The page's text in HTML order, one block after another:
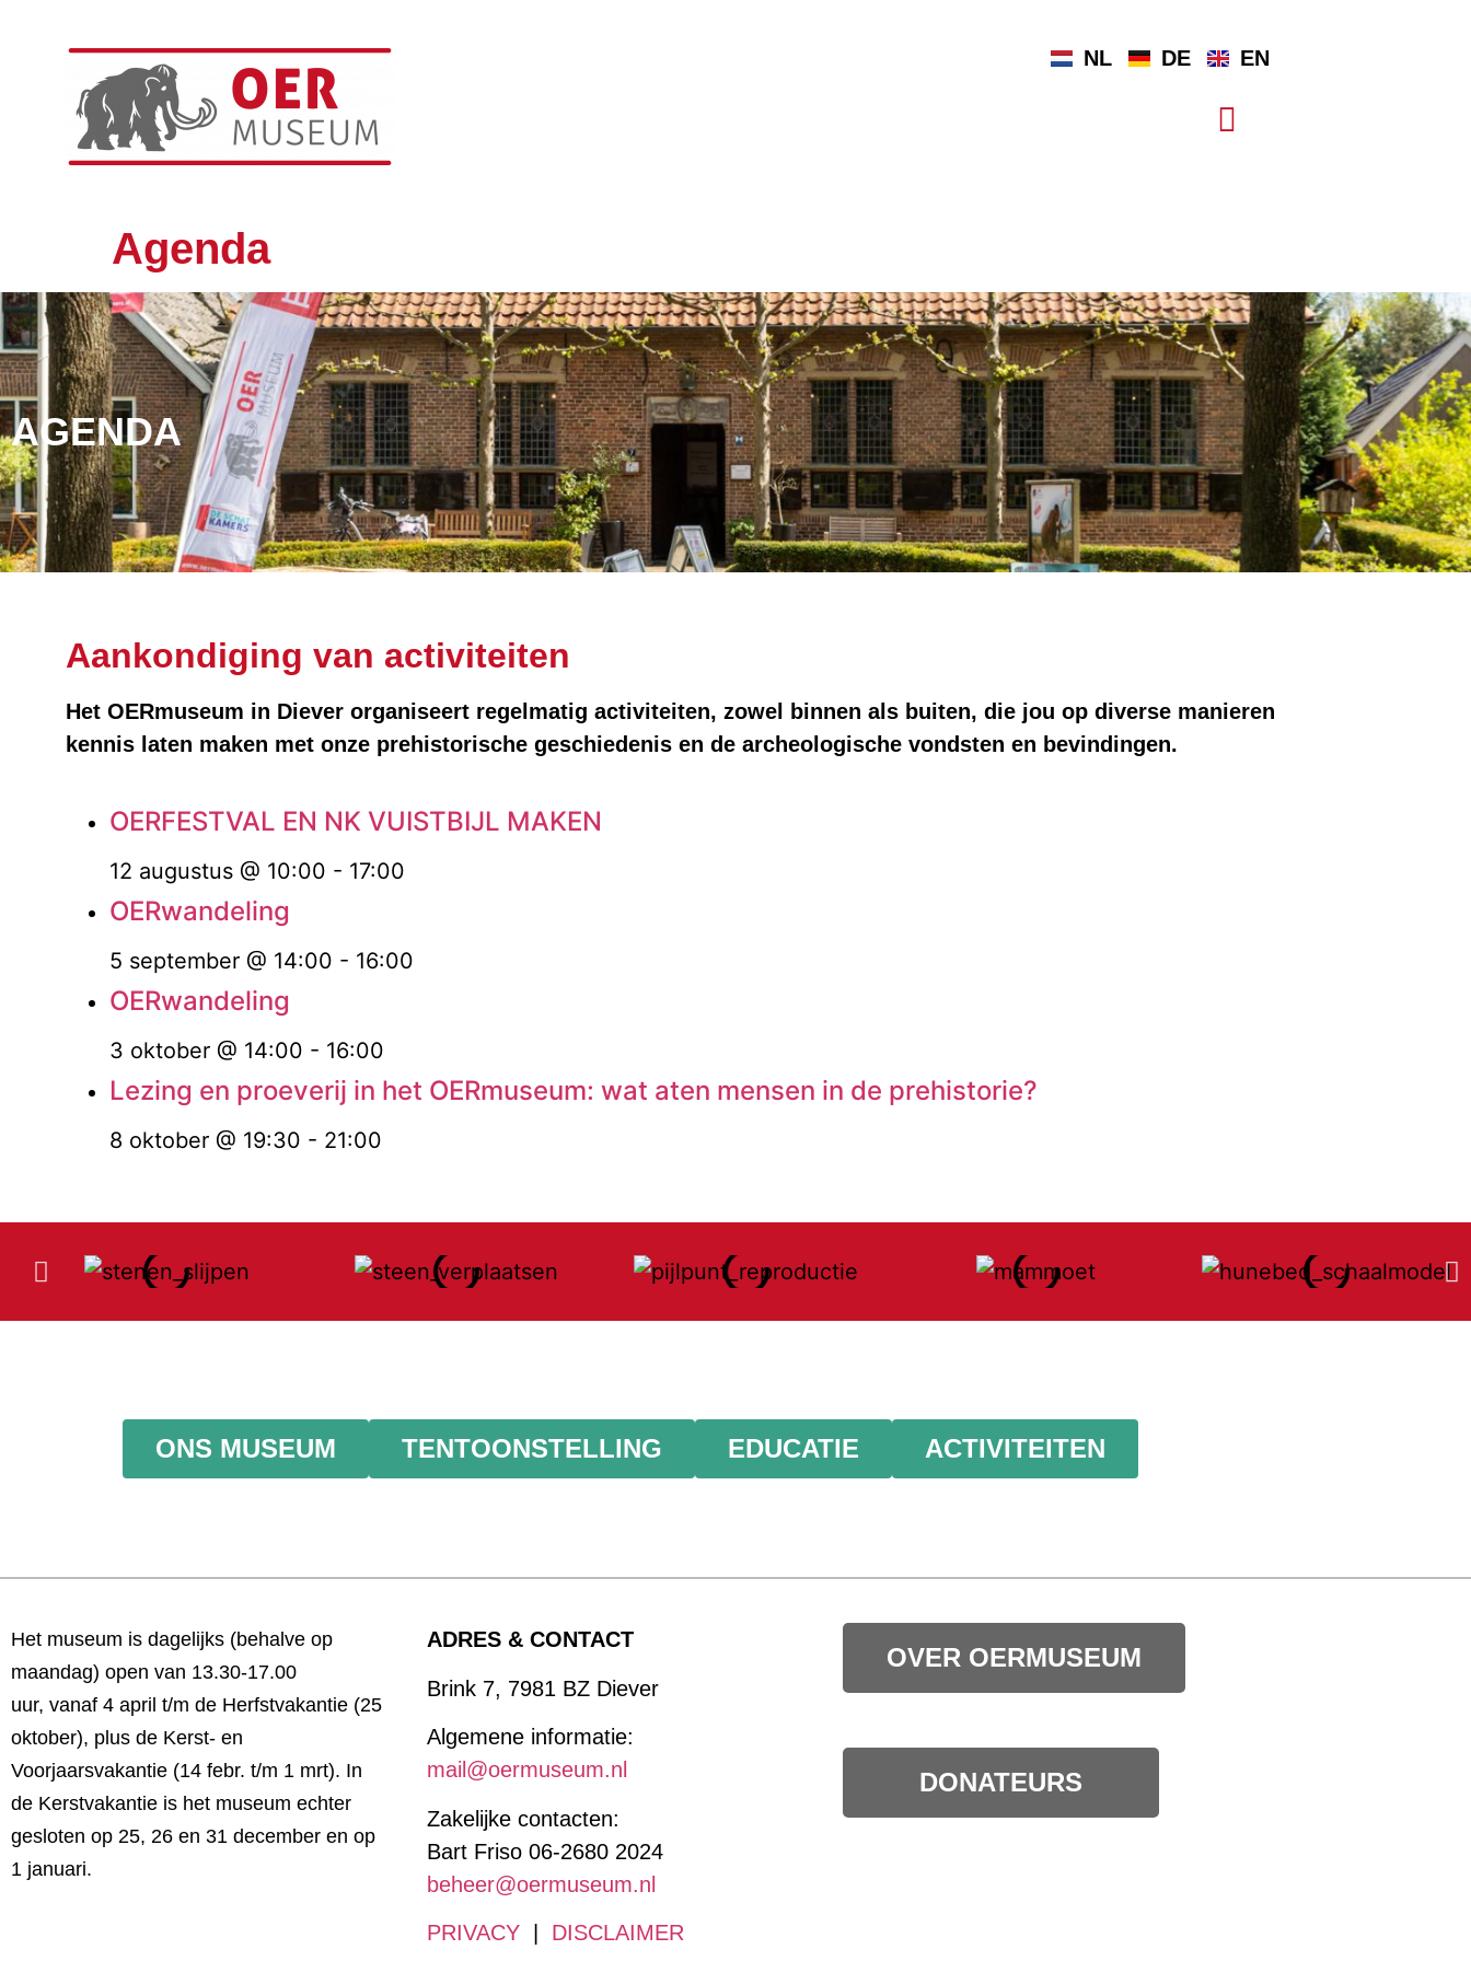
NL DE EN
Agenda
AGENDA
Aankondiging van activiteiten
Het OERmuseum in Diever organiseert regelmatig activiteiten, zowel binnen als buiten, die jou op diverse manieren
kennis laten maken met onze prehistorische geschiedenis en de archeologische vondsten en bevindingen.
OERFESTVAL EN NK VUISTBIJL MAKEN
12 augustus @ 10:00 - 17:00
OERwandeling
5 september @ 14:00 - 16:00
OERwandeling
3 oktober @ 14:00 - 16:00
Lezing en proeverij in het OERmuseum: wat aten mensen in de prehistorie?
8 oktober @ 19:30 - 21:00
ONS MUSEUM TENTOONSTELLING ACTIVITEITEN
EDUCATIE
Het museum is dagelijks (behalve op
maandag) open van 13.30-17.00
uur, vanaf 4 april t/m de Herfstvakantie (25
oktober), plus de Kerst- en
Voorjaarsvakantie (14 febr. t/m 1 mrt). In
de Kerstvakantie is het museum echter
gesloten op 25, 26 en 31 december en op
1 januari.
ADRES & CONTACT
Brink 7, 7981 BZ Diever
Algemene informatie:
mail@oermuseum.nl
Zakelijke contacten:
Bart Friso 06-2680 2024
beheer@oermuseum.nl
PRIVACY| DISCLAIMER
OVER OERMUSEUM
DONATEURS